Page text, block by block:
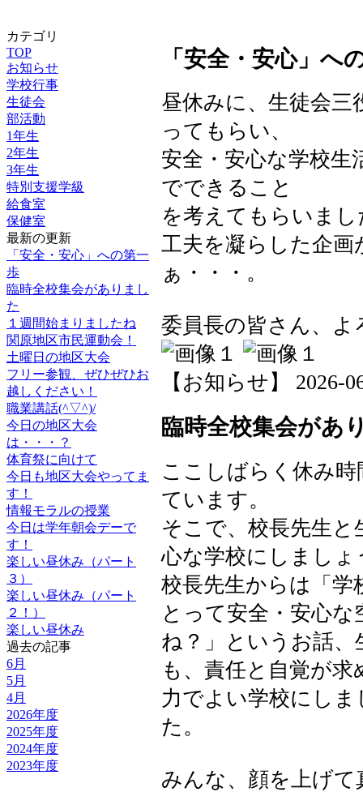
カテゴリ
TOP
お知らせ
学校行事
生徒会
部活動
1年生
2年生
3年生
特別支援学級
給食室
保健室
最新の更新
「安全・安心」への第一
歩
臨時全校集会がありまし
た
１週間始まりましたね
関原地区市民運動会！
土曜日の地区大会
フリー参観、ぜひぜひお
越しください！
職業講話(^▽^)/
今日の地区大会
は・・・？
体育祭に向けて
今日も地区大会やってま
す！
情報モラルの授業
今日は学年朝会デーで
す！
楽しい昼休み（パート
３）
楽しい昼休み（パート
２！）
楽しい昼休み
過去の記事
6月
5月
4月
2026年度
2025年度
2024年度
2023年度
「安全・安心」へ
昼休みに、生徒会三
ってもらい、
安全・安心な学校
でできること
を考えてもらいまし
工夫を凝らした企
ぁ・・・。
委員長の皆さん、よ
【お知らせ】 2026-
臨時全校集会があ
ここしばらく休み
ています。
そこで、校長先生と
心な学校にしまし
校長先生からは「
とって安全・安心
ね？」というお話
も、責任と自覚が
力でよい学校にし
た。
みんな、顔を上げ